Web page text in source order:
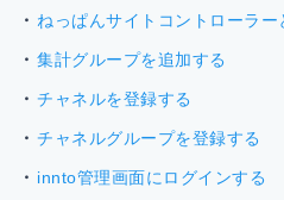
ねっぱんサイトコントローラー
集計グループを追加する
チャネルを登録する
チャネルグループを登録する
innto管理画面にログインする